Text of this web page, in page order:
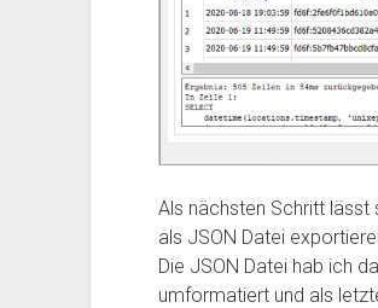
Als nächsten Schritt lässt
als JSON Datei
Die JSON Datei hab ich
umformatiert und als